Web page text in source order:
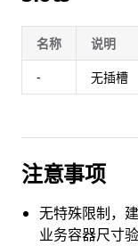
名称
说明
-
无插槽
注意事项
无特殊限制，
业务容器尺寸